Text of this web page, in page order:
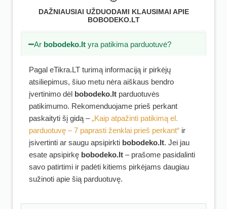
DAŽNIAUSIAI UŽDUODAMI KLAUSIMAI APIE
BOBODEKO.LT
Ar bobodeko.lt yra patikima parduotuvė?
Pagal eTikra.LT turimą informaciją ir pirkėjų
atsiliepimus, šiuo metu nėra aiškaus bendro
įvertinimo dėl bobodeko.lt parduotuvės
patikimumo. Rekomenduojame prieš perkant
paskaityti šį gidą –„Kaip atpažinti patikimą el.
parduotuvę – 7 paprasti ženklai prieš perkant“ ir
įsivertinti ar saugu apsipirkti bobodeko.lt. Jei jau
esate apsipirkę bobodeko.lt – prašome pasidalinti
savo patirtimi ir padėti kitiems pirkėjams daugiau
sužinoti apie šią parduotuvę.